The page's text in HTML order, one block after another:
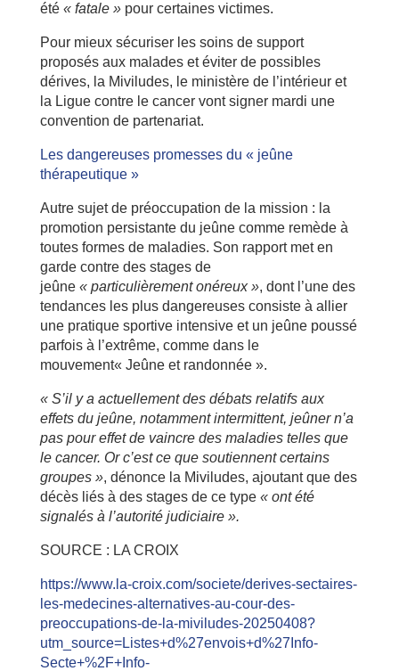
été « fatale »pour certaines victimes.
Pour mieux sécuriser les soins de support
proposés aux malades et éviter de possibles
dérives, la Miviludes, le ministère de l’intérieur et
la Ligue contre le cancer vont signer mardi une
convention de partenariat.
Les dangereuses promesses du « jeûne
thérapeutique »
Autre sujet de préoccupation de la mission : la
promotion persistante du jeûne comme remède à
toutes formes de maladies. Son rapport met en
garde contre des stages de
jeûne « particulièrement onéreux », dont l’une des
tendances les plus dangereuses consiste à allier
une pratique sportive intensive et un jeûne poussé
parfois à l’extrême, comme dans le
mouvement« Jeûne et randonnée ».
« S’il y a actuellement des débats relatifs aux
effets du jeûne, notamment intermittent, jeûner n’a
pas pour effet de vaincre des maladies telles que
le cancer. Or c’est ce que soutiennent certains
groupes », dénonce la Miviludes, ajoutant que des
décès liés à des stages de ce type« ont été
signalés à l’autorité judiciaire ».
SOURCE : LA CROIX
https://www.la-croix.com/societe/derives-sectaires-
les-medecines-alternatives-au-cour-des-
preoccupations-de-la-miviludes-20250408?
utm_source=Listes+d%27envois+d%27Info-
Secte+%2F+Info-